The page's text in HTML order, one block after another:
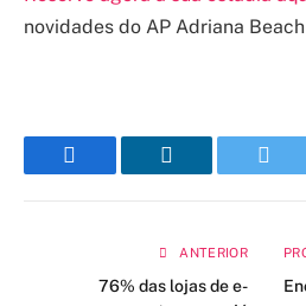
novidades do AP Adriana
ANTERIOR
76% das lojas de e-